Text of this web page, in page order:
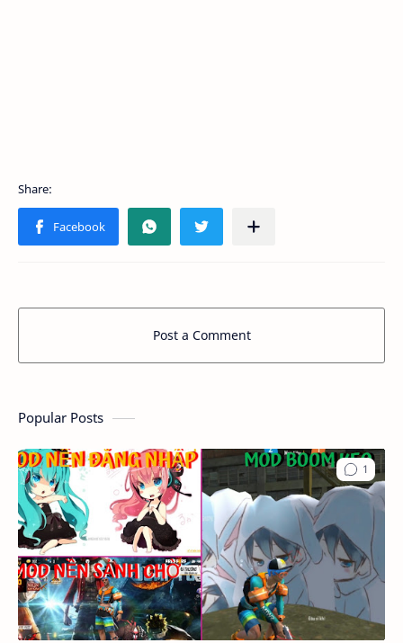
Post a Comment
Popular Posts